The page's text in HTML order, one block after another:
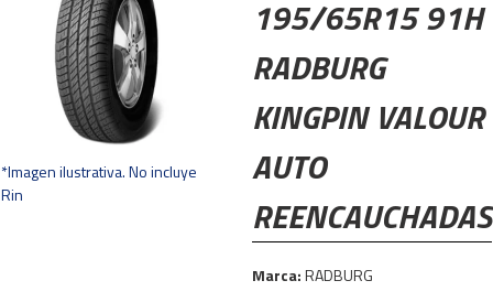
*Imagen ilustrativa. No incluye
Rin
195/65R15 91H
RADBURG
KINGPIN VALOUR
AUTO
REENCAUCHADAS
Marca:RADBURG